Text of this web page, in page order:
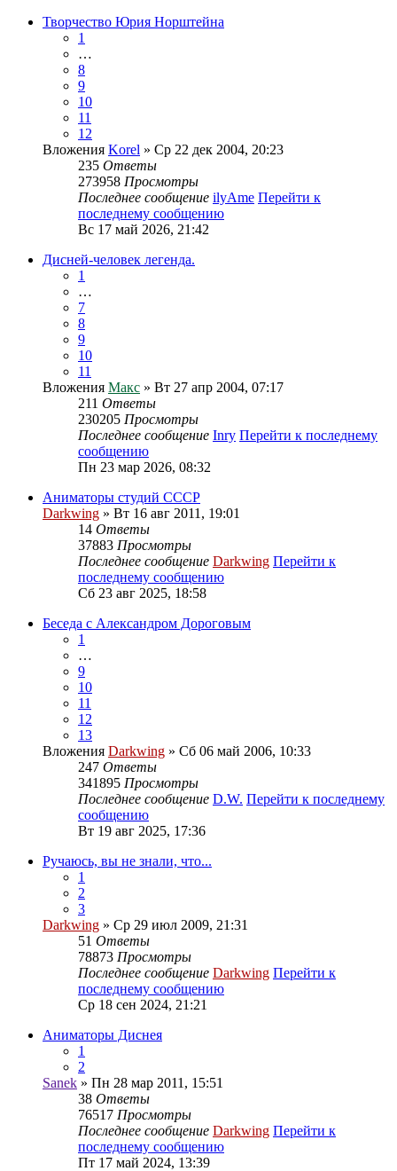
Творчество Юрия Норштейна
1
…
8
9
10
11
12
Вложения Korel » Ср 22 дек 2004, 20:23
235 Ответы
273958 Просмотры
Последнее сообщение ilyAme Перейти к
последнему сообщению
Вс 17 май 2026, 21:42
Дисней-человек легенда.
1
…
7
8
9
10
11
Вложения Макс » Вт 27 апр 2004, 07:17
211 Ответы
230205 Просмотры
Последнее сообщение Inry Перейти к последнему
сообщению
Пн 23 мар 2026, 08:32
Аниматоры студий СССР
Darkwing » Вт 16 авг 2011, 19:01
14 Ответы
37883 Просмотры
Последнее сообщение Darkwing Перейти к
последнему сообщению
Сб 23 авг 2025, 18:58
Беседа с Александром Дороговым
1
…
9
10
11
12
13
Вложения Darkwing » Сб 06 май 2006, 10:33
247 Ответы
341895 Просмотры
Последнее сообщение D.W. Перейти к последнему
сообщению
Вт 19 авг 2025, 17:36
Ручаюсь, вы не знали, что...
1
2
3
Darkwing » Ср 29 июл 2009, 21:31
51 Ответы
78873 Просмотры
Последнее сообщение Darkwing Перейти к
последнему сообщению
Ср 18 сен 2024, 21:21
Аниматоры Диснея
1
2
Sanek » Пн 28 мар 2011, 15:51
38 Ответы
76517 Просмотры
Последнее сообщение Darkwing Перейти к
последнему сообщению
Пт 17 май 2024, 13:39